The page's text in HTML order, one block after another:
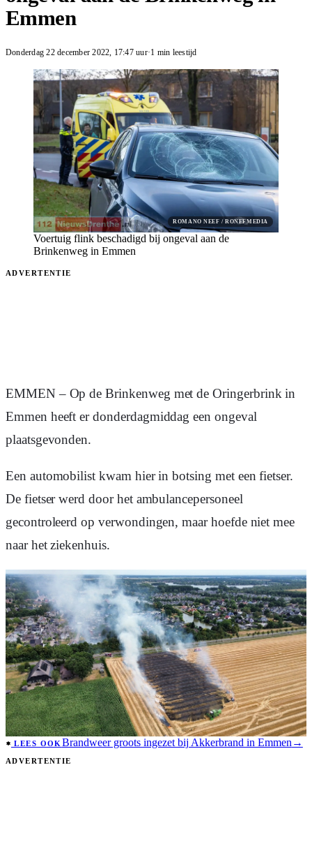
Emmen
Donderdag 22 december 2022 17:47uur·1 min leestijd
ROMANO NEEF / RONEFMEDIA
Voertuig flink beschadigd bij ongeval aan de
Brinkenweg in Emmen
ADVERTENTIE
EMMEN – Op de Brinkenweg met de Oringerbrink in
Emmen heeft er donderdagmiddag een ongeval
plaatsgevonden.
Een automobilist kwam hier in botsing met een fietser.
De fietser werd door het ambulancepersoneel
gecontroleerd op verwondingen, maar hoefde niet mee
naar het ziekenhuis.
LEES OOK Brandweer groots ingezet bij Akkerbrand in Emmen →
ADVERTENTIE